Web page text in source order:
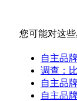
您可能对这些
自主品
调查：
自主品
自主品